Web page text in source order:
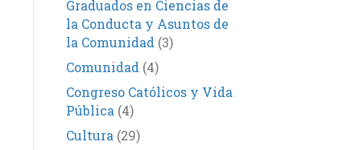
Graduados en Ciencias de
la Conducta y Asuntos de
la Comunidad (3)
Comunidad (4)
Congreso Católicos y Vida
Pública (4)
Cultura (29)